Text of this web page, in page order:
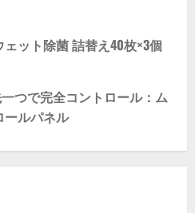
ット除菌 詰替え40枚×3個
つで完全コントロール：ム
ールパネル